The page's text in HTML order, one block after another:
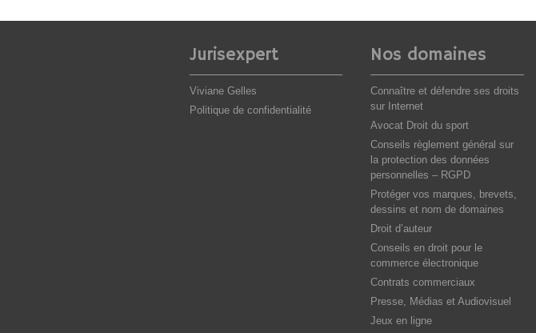
Jurisexpert
Viviane Gelles
Politique de confidentialité
Nos domaines
Connaître et défendre ses droits
sur Internet
Avocat Droit du sport
Conseils règlement général sur
la protection des données
personnelles – RGPD
Protéger vos marques, brevets,
dessins et nom de domaines
Droit d’auteur
Conseils en droit pour le
commerce électronique
Contrats commerciaux
Presse, Médias et Audiovisuel
Jeux en ligne